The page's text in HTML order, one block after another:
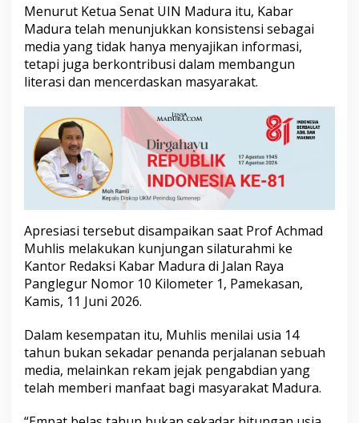
a
u
r
a
d
U
i
e
-
1
T
a
h
u
n
Menurut Ketua Senat UIN Madura itu, Kabar
Madura telah menunjukkan konsistensi sebagai
media yang tidak hanya menyajikan informasi,
tetapi juga berkontribusi dalam membangun
literasi dan mencerdaskan masyarakat.
Apresiasi tersebut disampaikan saat Prof Achmad
Muhlis melakukan kunjungan silaturahmi ke
Kantor Redaksi Kabar Madura di Jalan Raya
Panglegur Nomor 10 Kilometer 1, Pamekasan,
Kamis, 11 Juni 2026.
Dalam kesempatan itu, Muhlis menilai usia 14
tahun bukan sekadar penanda perjalanan sebuah
media, melainkan rekam jejak pengabdian yang
telah memberi manfaat bagi masyarakat Madura.